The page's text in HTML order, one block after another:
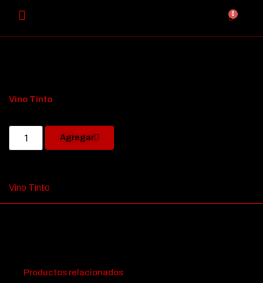
0
Vino Tinto
Agregar
Vino Tinto
Productos relacionados